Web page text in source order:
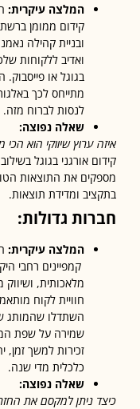
המלצה עיקרית:התמקדו
קידום ממומן ברשתות
ובניית קהילה נאמנה
ואדיב ללקוחות שלכם,
בגוגל או פייסבוק. הגיבו
מתייחס לכך באלגוריתם.
לנסות לברוח מזה.
שאלה נפוצה:
ערוץ שיווקי הוא הכי משתלם
אורגני בגוגל בשילוב
את התוצאות הטובות
ומדידת תוצאות.
גדולות:
המלצה עיקרית:
קמפיינים רחבי היקף,
מלאכותית, ושיווק מבוסס
חוויית לקוח מותאמת
השתדלו שהמותג שלכם
שמירה על שפת המותג
זכירות למשך זמן, יחזק
כלכלית מדי שנה.
שאלה נפוצה:
ניתן למקסם את החזר